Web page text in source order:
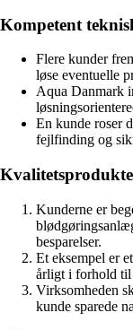
Kompetent
Flere kunder
løse eventuelle
Aqua Danmark
En kunde roser
fejlfinding og
Kunderne er
besparelser.
Et eksempel er
årligt i forhold til
Virksomheden
kunde sparede